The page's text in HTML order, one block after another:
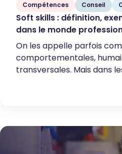
Compétences Conseil
Soft skills : définition,
dans le monde
On les appelle parfois
comportementales,
transversales. Mais dans